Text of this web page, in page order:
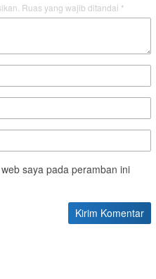
Ruas yang wajib ditandai *
saya pada peramban ini